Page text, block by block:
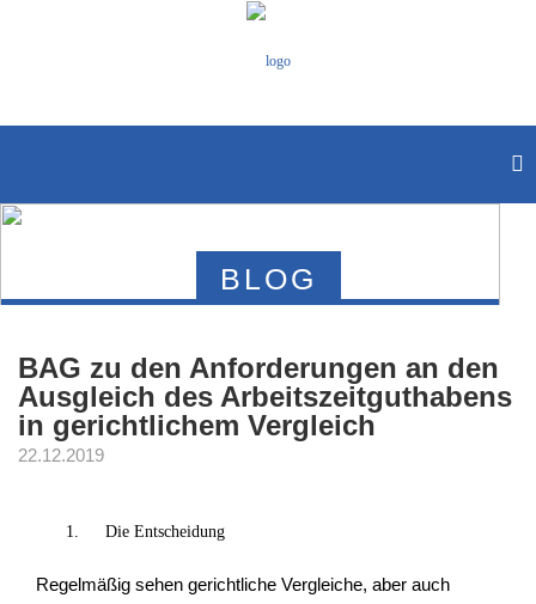
BLOG
BAG zu den Anforderungen an den
Ausgleich des Arbeitszeitguthabens
in gerichtlichem Vergleich
22.12.2019
Die Entscheidung
Regelmäßig sehen gerichtliche Vergleiche, aber auch